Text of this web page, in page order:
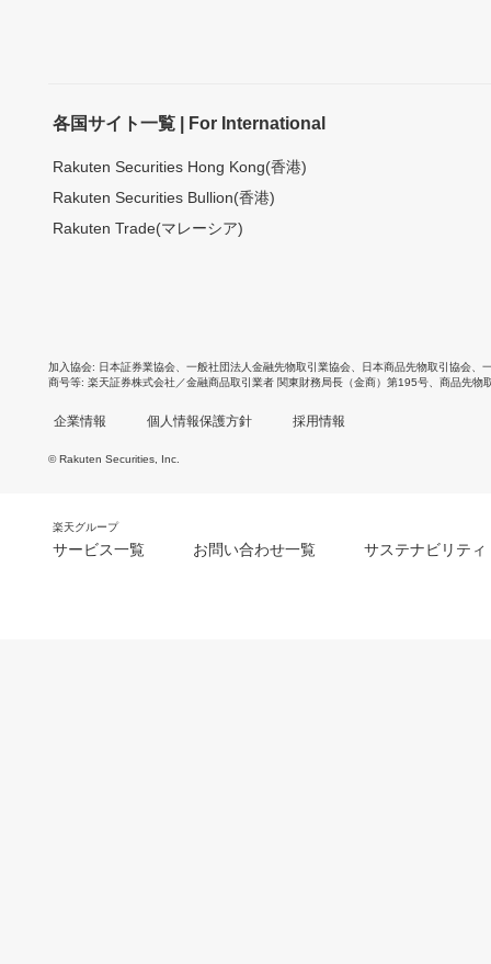
各国サイト一覧 | For International
Rakuten Securities Hong Kong(香港)
Rakuten Securities Bullion(香港)
Rakuten Trade(マレーシア)
加入協会 日本証券業協会 一般社団法人金融先物取引業協会 日本商品先物取引協会
商号等 楽天証券株式会社／金融商品取引業者 関東財務局長（金商）第195号、商品先物
企業情報 個人情報保護方針 採用情報
© Rakuten Securities, Inc.
楽天グループ
サービス一覧 お問い合わせ一覧 サステナビリティ